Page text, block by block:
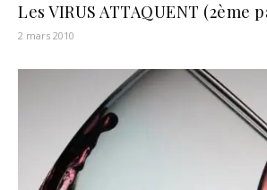
Les VIRUS ATTAQUENT (2ème
2 mars 2010